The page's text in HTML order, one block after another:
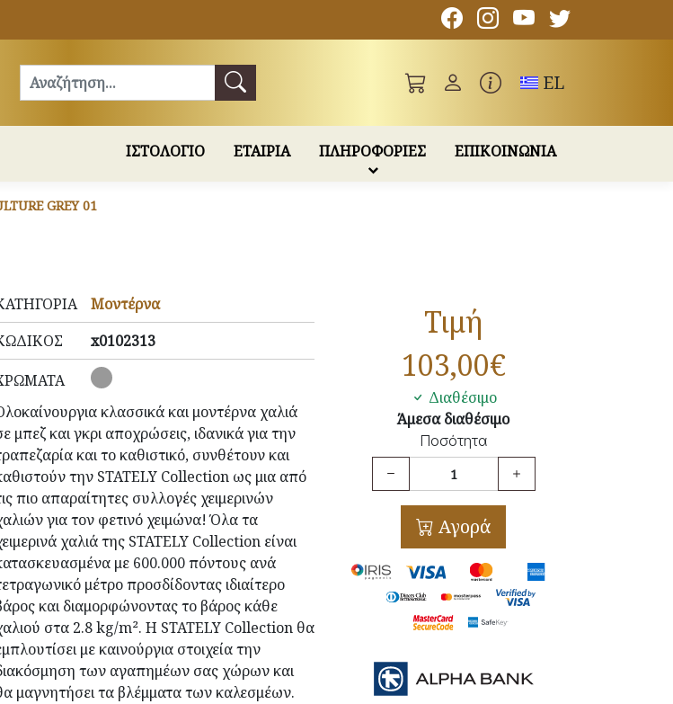
Toggle
EL
ΙΣΤΟΛΟΓΙΟ ΕΤΑΙΡΙΑ ΠΛΗΡΟΦΟΡΙΕΣ ΕΠΙΚΟΙΝΩΝΙΑ
GREY 01
Μοντέρνα
x0102313
κλασσικά και μοντέρνα χαλιά
μπεζ και γκρι αποχρώσεις, ιδανικά για την
και το καθιστικό, συνθέτουν και
την STATELY Collection ως μια από
πιο απαραίτητες συλλογές χειμερινών
για τον φετινό χειμώνα! Όλα τα
χαλιά της STATELY Collection είναι
με 600.000 πόντους ανά
μέτρο προσδίδοντας ιδιαίτερο
και διαμορφώνοντας το βάρος κάθε
στα 2.8 kg/m². Η STATELY Collection θα
με καινούργια στοιχεία την
των αγαπημέων σας χώρων και
μαγνητήσει τα βλέμματα των καλεσμέων.
Τιμή
103,00€
Διαθέσιμο
Άμεσα διαθέσιμο
Ποσότητα
Αγορά